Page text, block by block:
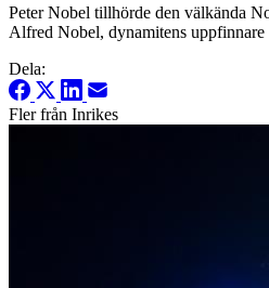
Peter Nobel tillhörde den välkända
Alfred Nobel, dynamitens
Dela:
Fler från Inrikes